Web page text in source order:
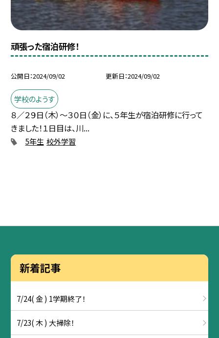
頑張った宿泊研修！
公開日 2024/09/02 更新日 2024/09/02
学校のようす
８／２９日（木）～３０日（金）に、５年生が宿泊研修に行って
きました！１日目は、川...
5年生 校外学習
新着記事
7/24( 金 ) 1学期終了！
7/23( 木 ) 大掃除！